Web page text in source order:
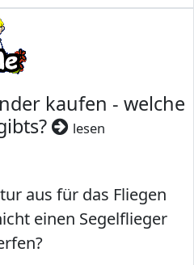
kaufen - welche
lesen
aus für das Fliegen
einen Segelflieger